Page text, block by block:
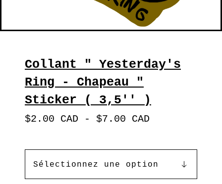
Collant " Yesterday's
Ring - Chapeau "
Sticker ( 3,5'' )
$2.00 CAD - $7.00 CAD